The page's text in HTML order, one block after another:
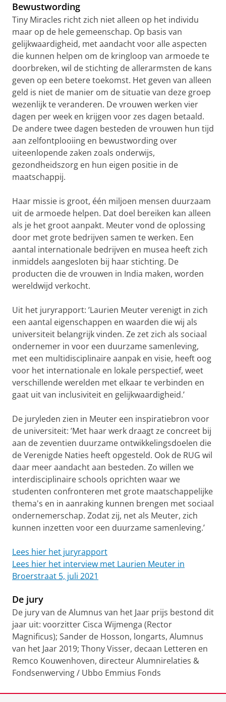
Bewustwording
Tiny Miracles richt zich niet alleen op het individu
maar op de hele gemeenschap. Op basis van
gelijkwaardigheid, met aandacht voor alle aspecten
die kunnen helpen om de kringloop van armoede te
doorbreken, wil de stichting de allerarmsten de kans
geven op een betere toekomst. Het geven van alleen
geld is niet de manier om de situatie van deze groep
wezenlijk te veranderen. De vrouwen werken vier
dagen per week en krijgen voor zes dagen betaald.
De andere twee dagen besteden de vrouwen hun tijd
aan zelfontplooiing en bewustwording over
uiteenlopende zaken zoals onderwijs,
gezondheidszorg en hun eigen positie in de
maatschappij.
Haar missie is groot, één miljoen mensen duurzaam
uit de armoede helpen. Dat doel bereiken kan alleen
als je het groot aanpakt. Meuter vond de oplossing
door met grote bedrijven samen te werken. Een
aantal internationale bedrijven en musea heeft zich
inmiddels aangesloten bij haar stichting. De
producten die de vrouwen in India maken, worden
wereldwijd verkocht.
Uit het juryrapport: ’Laurien Meuter verenigt in zich
een aantal eigenschappen en waarden die wij als
universiteit belangrijk vinden. Ze zet zich als sociaal
ondernemer in voor een duurzame samenleving,
met een multidisciplinaire aanpak en visie, heeft oog
voor het internationale en lokale perspectief, weet
verschillende werelden met elkaar te verbinden en
gaat uit van inclusiviteit en gelijkwaardigheid.’
De juryleden zien in Meuter een inspiratiebron voor
de universiteit: ’Met haar werk draagt ze concreet bij
aan de zeventien duurzame ontwikkelingsdoelen die
de Verenigde Naties heeft opgesteld. Ook de RUG wil
daar meer aandacht aan besteden. Zo willen we
interdisciplinaire schools oprichten waar we
studenten confronteren met grote maatschappelijke
thema's en in aanraking kunnen brengen met sociaal
ondernemerschap. Zodat zij, net als Meuter, zich
kunnen inzetten voor een duurzame samenleving.’
Lees hier het juryrapport
Lees hier het interview met Laurien Meuter in
Broerstraat 5, juli 2021
De jury
De jury van de Alumnus van het Jaar prijs bestond dit
jaar uit: voorzitter Cisca Wijmenga (Rector
Magnificus); Sander de Hosson, longarts, Alumnus
van het Jaar 2019; Thony Visser, decaan Letteren en
Remco Kouwenhoven, directeur Alumnirelaties &
Fondsenwerving / Ubbo Emmius Fonds